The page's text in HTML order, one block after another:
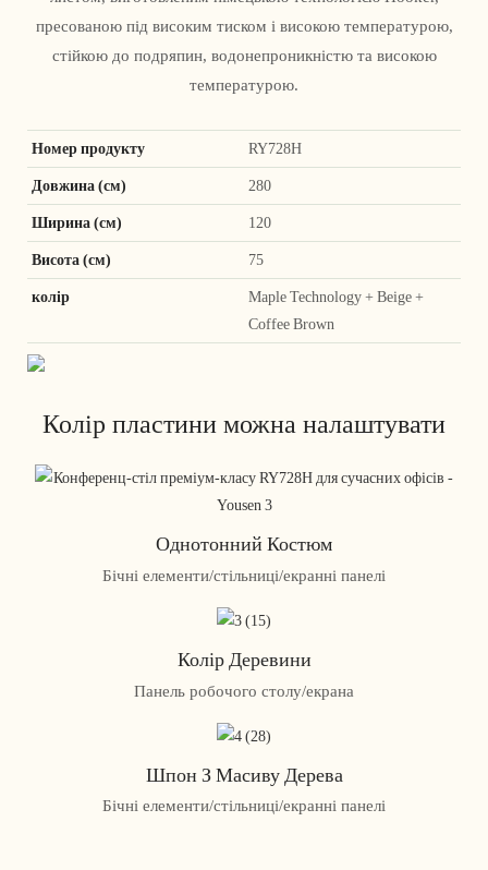
пресованою під високим тиском і високою температурою,
стійкою до подряпин, водонепроникністю та високою
температурою.
Номер продукту RY728H
Довжина (см) 280
Ширина (см) 120
Висота (см) 75
колір
Maple Technology + Beige +
Coffee Brown
Колір пластини можна налаштувати
Однотонний Костюм
Бічні елементи/стільниці/екранні панелі
Колір Деревини
Панель робочого столу/екрана
Шпон З Масиву Дерева
Бічні елементи/стільниці/екранні панелі